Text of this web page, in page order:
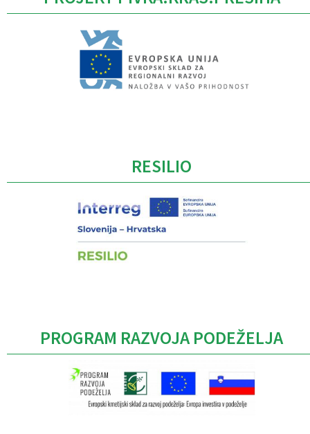
RESILIO
PROGRAM RAZVOJA PODEŽELJA